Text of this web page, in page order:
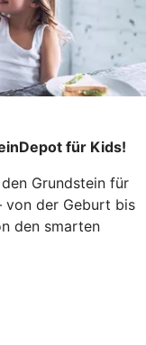
für Kids!
Grundstein für
von der Geburt bis
den smarten